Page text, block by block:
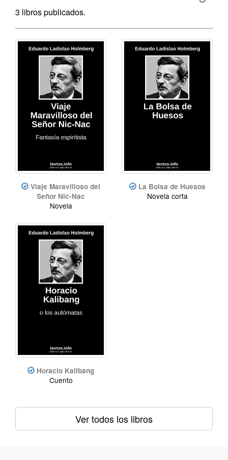
3 libros publicados.
Viaje Maravilloso del
Señor Nic-Nac
Novela
La Bolsa de Huesos
Novela corta
Horacio Kalibang
Cuento
Ver todos los libros